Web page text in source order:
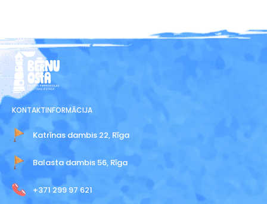
KONTAKTINFORMĀCIJA
Katrīnas dambis 22, Rīga
Balasta dambis 56, Rīga
+371 299 97 621